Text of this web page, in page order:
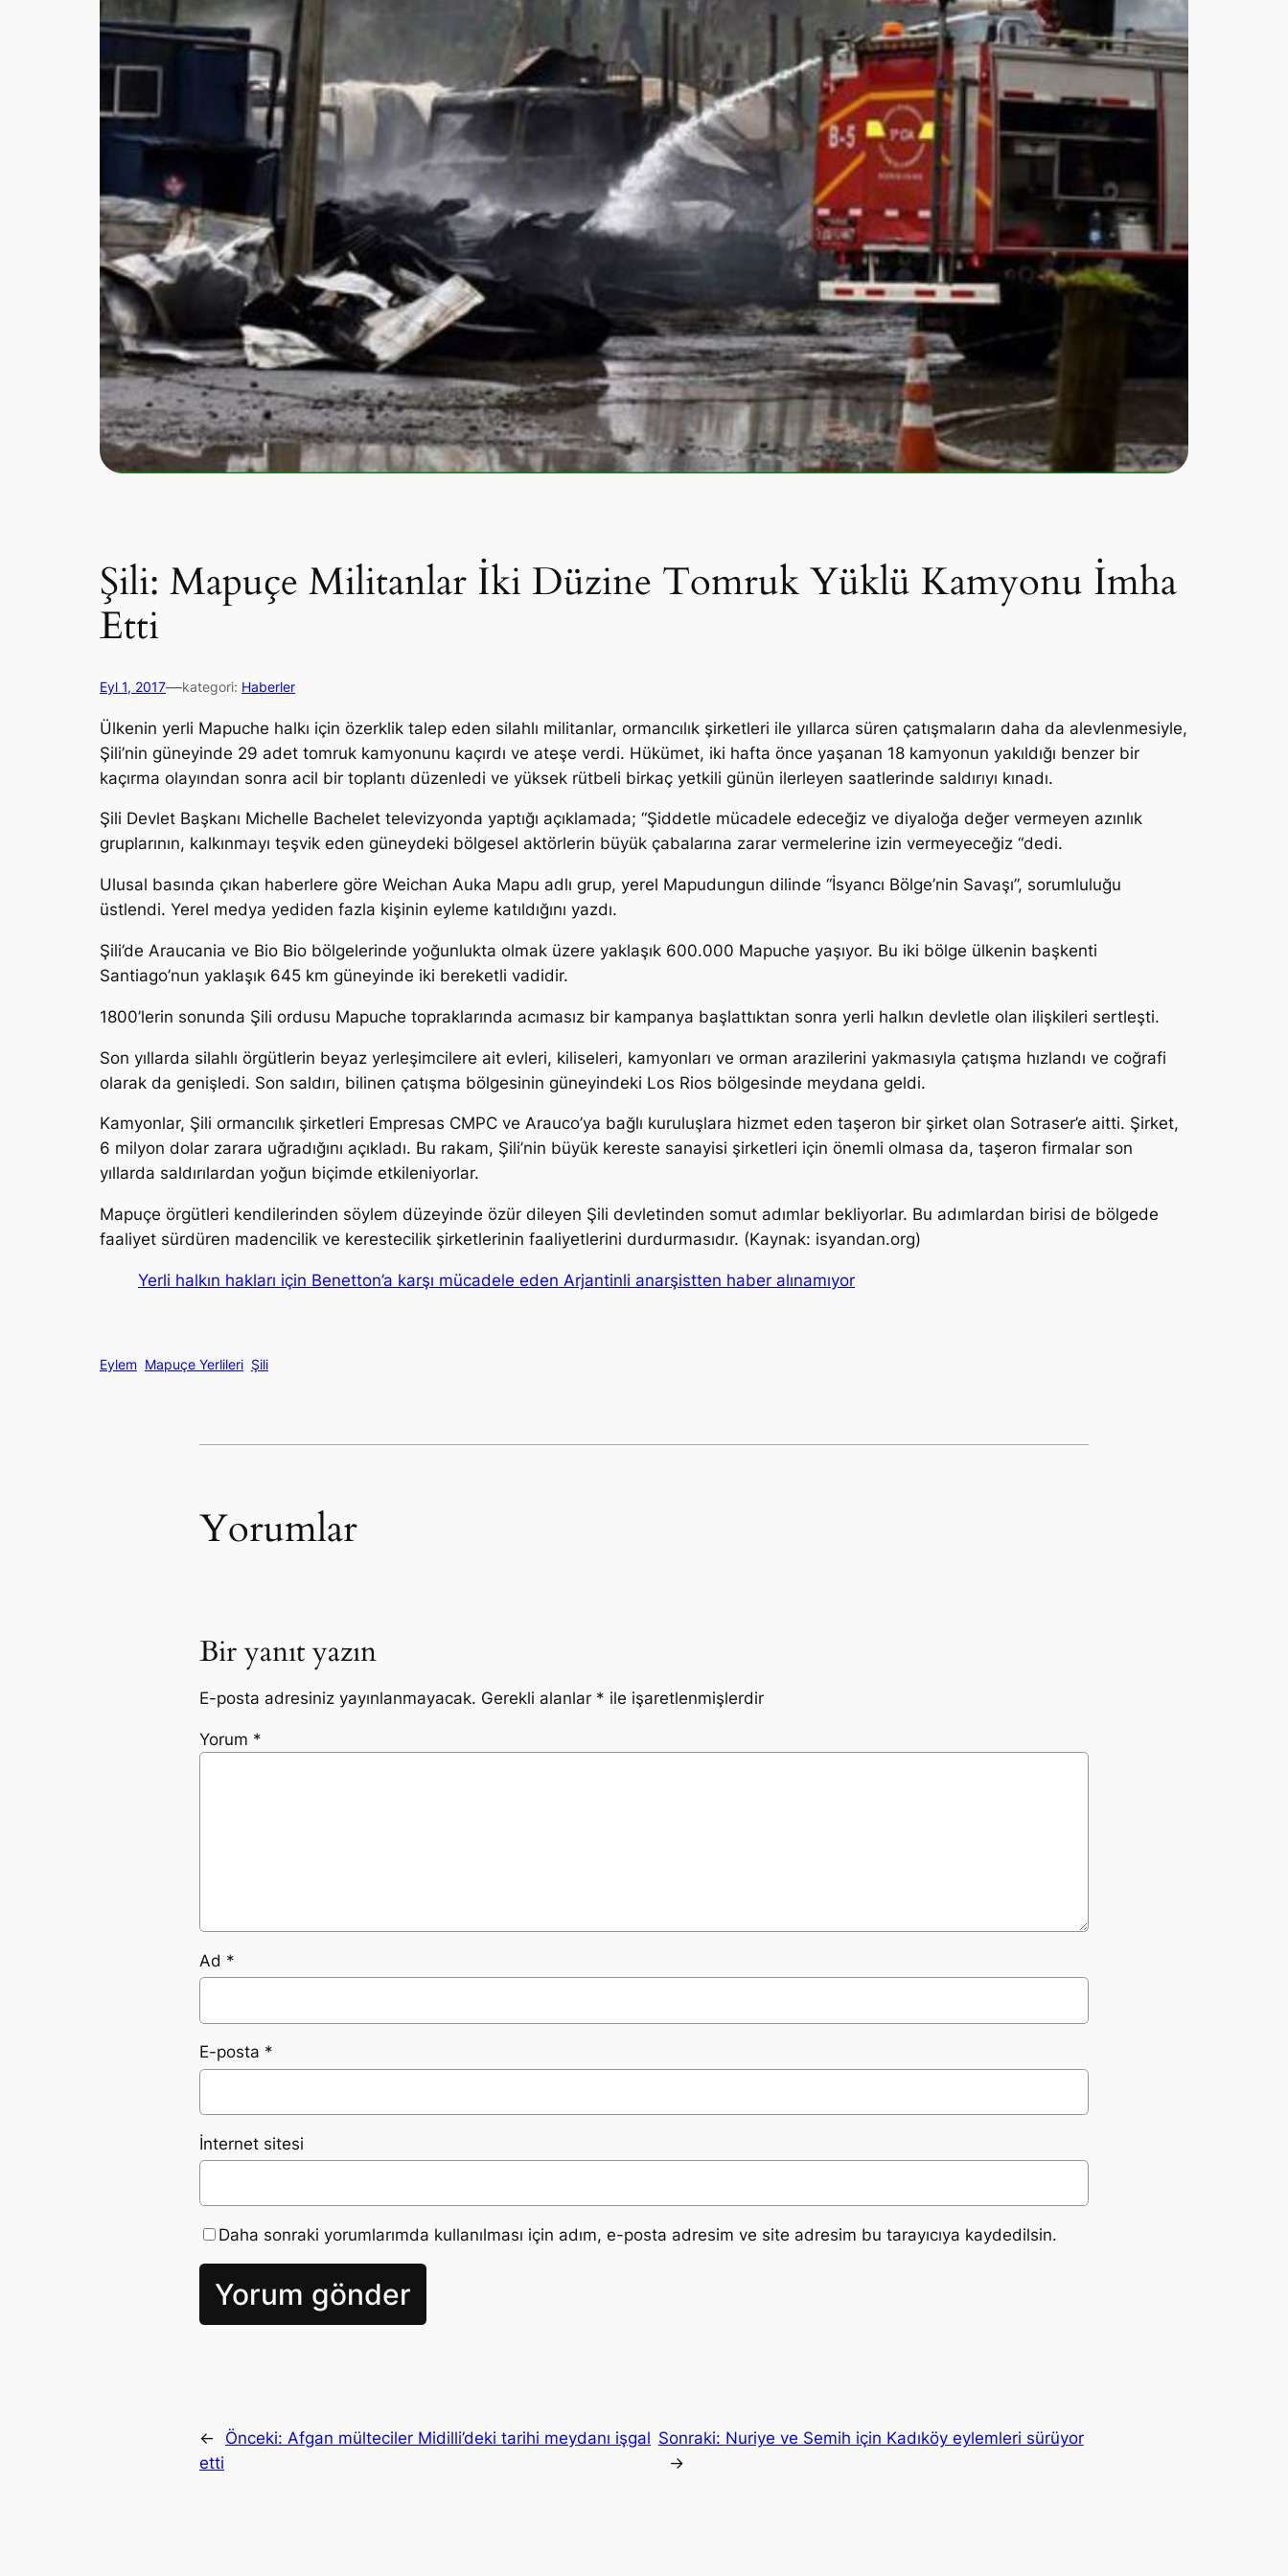
Şili: Mapuçe Militanlar İki Düzine Tomruk Yüklü Kamyonu İmha
Etti
Eyl 1, 2017—kategori: Haberler
Ülkenin yerli Mapuche halkı için özerklik talep eden silahlı militanlar, ormancılık şirketleri ile yıllarca süren çatışmaların daha da alevlenmesiyle,
Şili’nin güneyinde 29 adet tomruk kamyonunu kaçırdı ve ateşe verdi. Hükümet, iki hafta önce yaşanan 18 kamyonun yakıldığı benzer bir
kaçırma olayından sonra acil bir toplantı düzenledi ve yüksek rütbeli birkaç yetkili günün ilerleyen saatlerinde saldırıyı kınadı.
Şili Devlet Başkanı Michelle Bachelet televizyonda yaptığı açıklamada; “Şiddetle mücadele edeceğiz ve diyaloğa değer vermeyen azınlık
gruplarının, kalkınmayı teşvik eden güneydeki bölgesel aktörlerin büyük çabalarına zarar vermelerine izin vermeyeceğiz “dedi.
Ulusal basında çıkan haberlere göre Weichan Auka Mapu adlı grup, yerel Mapudungun dilinde “İsyancı Bölge’nin Savaşı”, sorumluluğu
üstlendi. Yerel medya yediden fazla kişinin eyleme katıldığını yazdı.
Şili’de Araucania ve Bio Bio bölgelerinde yoğunlukta olmak üzere yaklaşık 600.000 Mapuche yaşıyor. Bu iki bölge ülkenin başkenti
Santiago’nun yaklaşık 645 km güneyinde iki bereketli vadidir.
1800’lerin sonunda Şili ordusu Mapuche topraklarında acımasız bir kampanya başlattıktan sonra yerli halkın devletle olan ilişkileri sertleşti.
Son yıllarda silahlı örgütlerin beyaz yerleşimcilere ait evleri, kiliseleri, kamyonları ve orman arazilerini yakmasıyla çatışma hızlandı ve coğrafi
olarak da genişledi. Son saldırı, bilinen çatışma bölgesinin güneyindeki Los Rios bölgesinde meydana geldi.
Kamyonlar, Şili ormancılık şirketleri Empresas CMPC ve Arauco’ya bağlı kuruluşlara hizmet eden taşeron bir şirket olan Sotraser’e aitti. Şirket,
6 milyon dolar zarara uğradığını açıkladı. Bu rakam, Şili’nin büyük kereste sanayisi şirketleri için önemli olmasa da, taşeron firmalar son
yıllarda saldırılardan yoğun biçimde etkileniyorlar.
Mapuçe örgütleri kendilerinden söylem düzeyinde özür dileyen Şili devletinden somut adımlar bekliyorlar. Bu adımlardan birisi de bölgede
faaliyet sürdüren madencilik ve kerestecilik şirketlerinin faaliyetlerini durdurmasıdır. (Kaynak: isyandan.org)
Yerli halkın hakları için Benetton’a karşı mücadele eden Arjantinli anarşistten haber alınamıyor
Eylem Mapuçe Yerlileri Şili
Yorumlar
Bir yanıt yazın
E-posta adresiniz yayınlanmayacak. Gerekli alanlar * ile işaretlenmişlerdir
Yorum *
Ad *
E-posta *
İnternet sitesi
Daha sonraki yorumlarımda kullanılması için adım, e-posta adresim ve site adresim bu tarayıcıya kaydedilsin.
← Önceki: Afgan mülteciler Midilli’deki tarihi meydanı işgal
etti
Sonraki: Nuriye ve Semih için Kadıköy eylemleri sürüyor
→